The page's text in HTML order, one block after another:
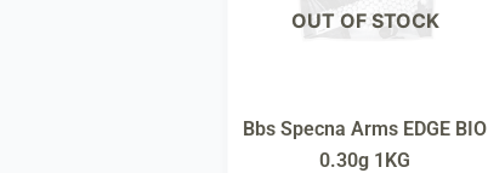
OUT OF STOCK
Bbs Specna Arms EDGE BIO
0.30g 1KG